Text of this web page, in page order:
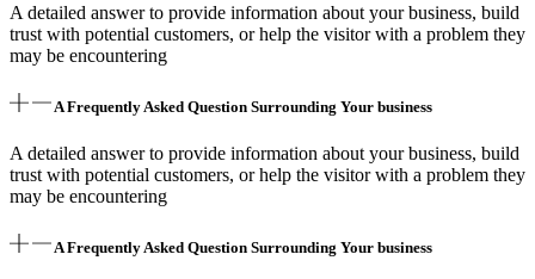
A detailed answer to provide information about your business, build
trust with potential customers, or help the visitor with a problem they
may be encountering
A Frequently Asked Question Surrounding Your business
A detailed answer to provide information about your business, build
trust with potential customers, or help the visitor with a problem they
may be encountering
A Frequently Asked Question Surrounding Your business